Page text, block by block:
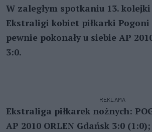
W zaległym spotkaniu 13.
Ekstraligi kobiet piłkarki Pogoni
pewnie pokonały u siebie AP
3:0.
REKLAMA
Ekstraliga piłkarek nożnych:
AP 2010 ORLEN Gdańsk 3:0 (1:0);